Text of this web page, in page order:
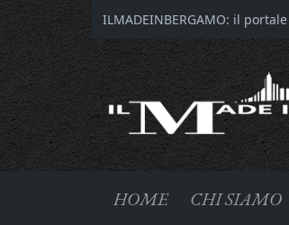
ILMADEINBERGAMO: il
HOME CHI SIAMO